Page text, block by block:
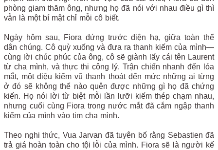
phòng giam thăm ông, nhưng họ đã nói với nhau điều gì thì
vẫn là một bí mật chỉ mỗi cô biết.
Ngày hôm sau, Fiora đứng trước điện hạ, giữa toàn thể
dân chúng. Cô quỳ xuống và đưa ra thanh kiếm của mình—
cùng lời chúc phúc của ông, cô sẽ giành lấy cái tên Laurent
từ cha mình, và thực thi công lý. Trận chiến nhanh đến lóa
mắt, một điệu kiếm vũ thanh thoát đến mức những ai từng
ở đó sẽ không thể nào quên được những gì họ đã chứng
kiến. Họ nói lời từ biệt mỗi lần lưỡi kiếm thép chạm nhau,
nhưng cuối cùng Fiora trong nước mắt đã cắm ngập thanh
kiếm của mình vào tim cha mình.
Theo nghi thức, Vua Jarvan đã tuyên bố rằng Sebastien đã
trả giá hoàn toàn cho tội lỗi của mình. Fiora sẽ là người kế